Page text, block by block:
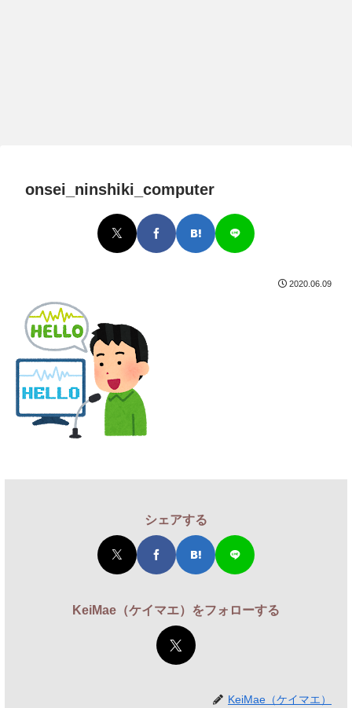
onsei_ninshiki_computer
2020.06.09
シェアする
KeiMae（ケイマエ）をフォローする
KeiMae（ケイマエ）